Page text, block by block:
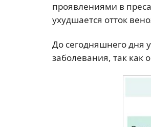
проявлениями в
ухудшается отток
До сегодняшнего дня
заболевания, так как